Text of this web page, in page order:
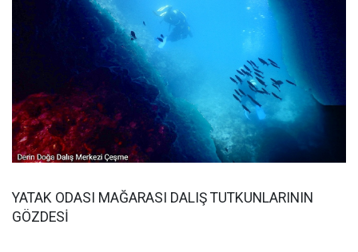
YATAK ODASI MAĞARASI DALIŞ TUTKUNLARININ
GÖZDESİ